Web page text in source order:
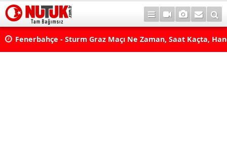
Fenerbahçe - Sturm Graz Maçı Ne Zaman, Saat Kaçta,